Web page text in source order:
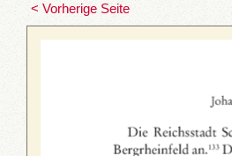
< Vorherige Seite